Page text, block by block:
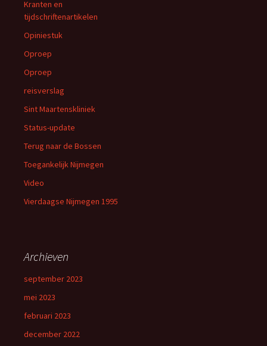
Kranten en
tijdschriftenartikelen
Opiniestuk
Oproep
Oproep
reisverslag
Sint Maartenskliniek
Status-update
Terug naar de Bossen
Toegankelijk Nijmegen
Video
Vierdaagse Nijmegen 1995
Archieven
september 2023
mei 2023
februari 2023
december 2022